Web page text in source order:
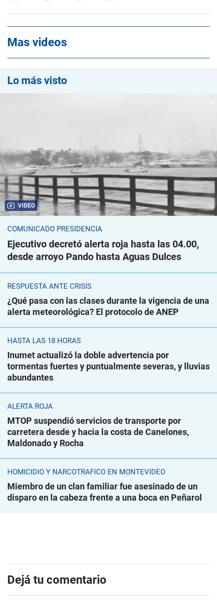
Mas videos
Lo más visto
VIDEO
COMUNICADO PRESIDENCIA
Ejecutivo decretó alerta roja hasta las 04.00,
desde arroyo Pando hasta Aguas Dulces
RESPUESTA ANTE CRISIS
¿Qué pasa con las clases durante la vigencia de una
alerta meteorológica? El protocolo de ANEP
HASTA LAS 18 HORAS
Inumet actualizó la doble advertencia por
tormentas fuertes y puntualmente severas, y lluvias
abundantes
ALERTA ROJA
MTOP suspendió servicios de transporte por
carretera desde y hacia la costa de Canelones,
Maldonado y Rocha
HOMICIDIO Y NARCOTRÁFICO EN MONTEVIDEO
Miembro de un clan familiar fue asesinado de un
disparo en la cabeza frente a una boca en Peñarol
Dejá tu comentario